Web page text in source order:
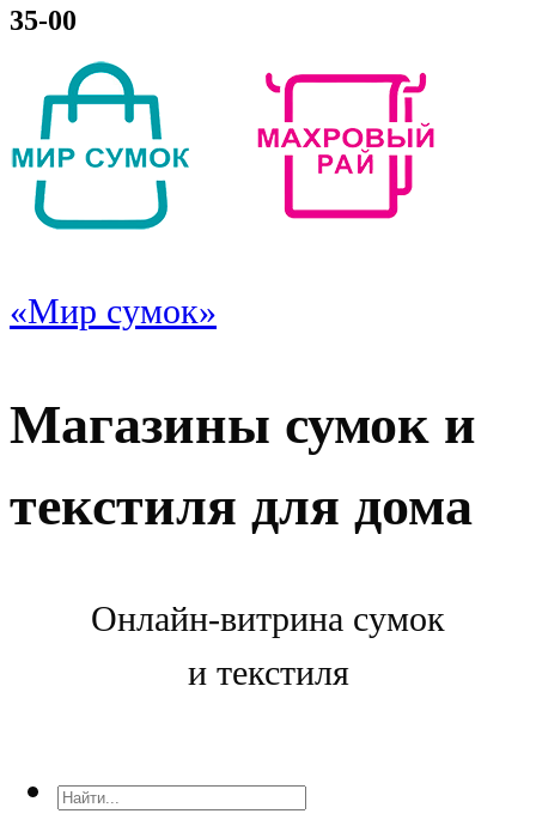
35-00
«Мир сумок»
Магазины сумок и
текстиля для дома
Онлайн-витрина сумок
и текстиля